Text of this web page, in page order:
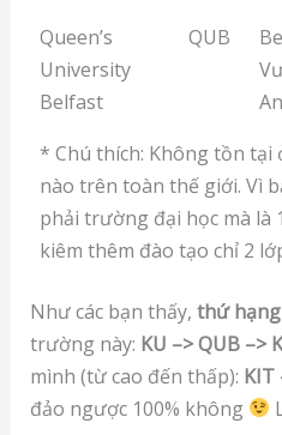
Queen’s
University
Belfast
QUB
* Chú thích: Không tồn tại
nào trên toàn thế giới. Vì
phải trường đại học mà là
kiêm thêm đào tạo chỉ 2
Như các bạn thấy, thứ hạng
trường này: KU –> QUB –>
mình (từ cao đến thấp): KIT
đảo ngược 100% không